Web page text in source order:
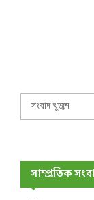
f
সাম্প্রতিক